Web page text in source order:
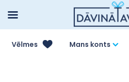
Vēlmes Mans konts